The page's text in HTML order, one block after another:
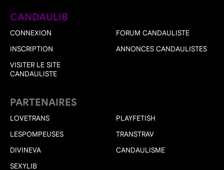
CANDAULIB
CONNEXION
INSCRIPTION
VISITER LE SITE
CANDAULISTE
FORUM CANDAULISTE
ANNONCES CANDAULISTES
PARTENAIRES
LOVETRANS
LESPOMPEUSES
DIVINEVA
SEXYLIB
PLAYFETISH
TRANSTRAV
CANDAULISME